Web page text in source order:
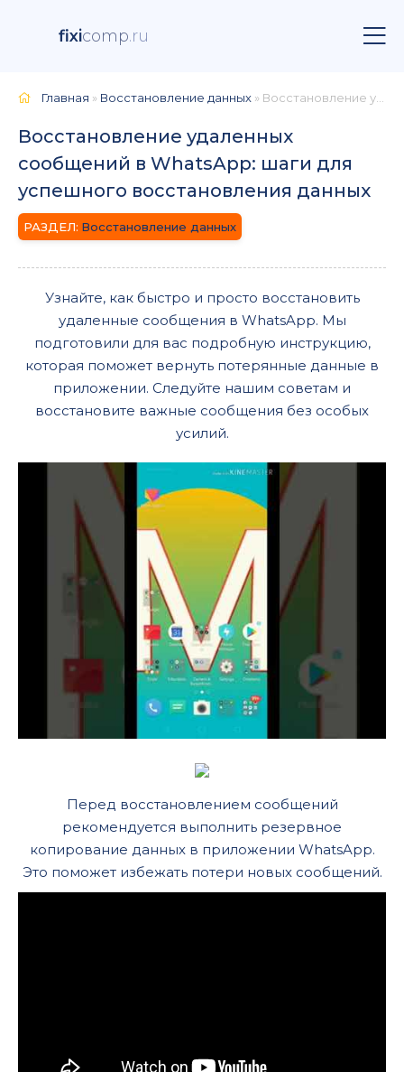
fixicomp.ru
Главная » Восстановление данных » Восстановление удаленных сообщений в WhatsApp: шаги для успешного восстановления данных
Восстановление удаленных
сообщений в WhatsApp: шаги для
успешного восстановления данных
Восстановление данных
Узнайте, как быстро и просто восстановить
удаленные сообщения в WhatsApp. Мы
подготовили для вас подробную инструкцию,
которая поможет вернуть потерянные данные в
приложении. Следуйте нашим советам и
восстановите важные сообщения без особых
усилий.
Перед восстановлением сообщений
рекомендуется выполнить резервное
копирование данных в приложении WhatsApp.
Это поможет избежать потери новых сообщений.